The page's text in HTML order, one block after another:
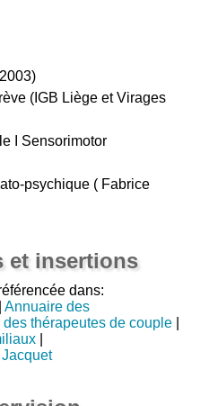
(IGB Liège et Virages
I Sensorimotor
psychique ( Fabrice
et insertions
dans:
|Annuaire des
thérapeutes de couple